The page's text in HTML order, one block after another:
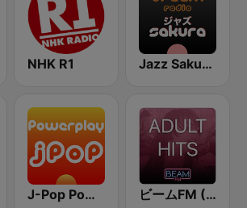
NHK R1 Jazz Sakura - asia DREAM radio
J-Pop Powerplay ビームFM (Beam FM) - Adult Hits